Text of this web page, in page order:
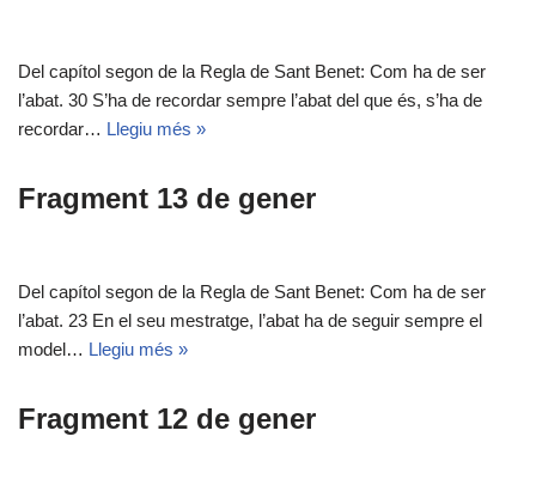
Del capítol segon de la Regla de Sant Benet: Com ha de ser
l’abat. 30 S’ha de recordar sempre l’abat del que és, s’ha de
recordar… Llegiu més »
Fragment 13 de gener
Del capítol segon de la Regla de Sant Benet: Com ha de ser
l’abat. 23 En el seu mestratge, l’abat ha de seguir sempre el
model… Llegiu més »
Fragment 12 de gener